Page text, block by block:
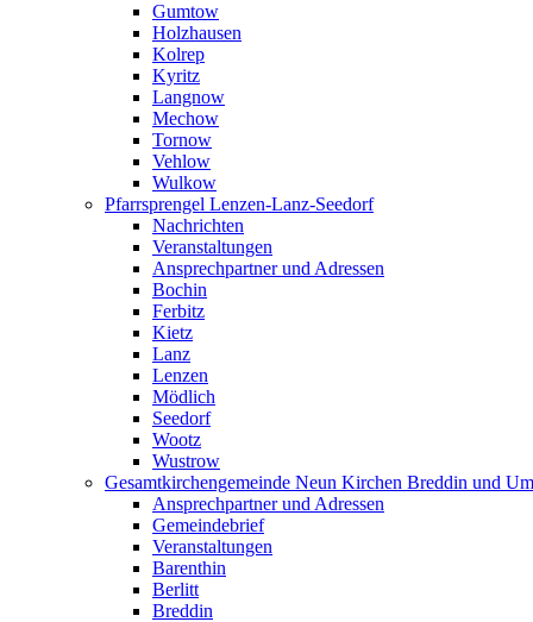
Gumtow
Holzhausen
Kolrep
Kyritz
Langnow
Mechow
Tornow
Vehlow
Wulkow
Pfarrsprengel Lenzen-Lanz-Seedorf
Nachrichten
Veranstaltungen
Ansprechpartner und Adressen
Bochin
Ferbitz
Kietz
Lanz
Lenzen
Mödlich
Seedorf
Wootz
Wustrow
Gesamtkirchengemeinde Neun Kirchen Breddin und
Ansprechpartner und Adressen
Gemeindebrief
Veranstaltungen
Barenthin
Berlitt
Breddin